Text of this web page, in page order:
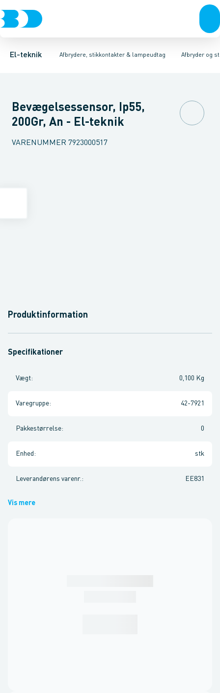
El-teknik Afbrydere, stikkontakter & lampeudtag
Afbrydere, stikkontakter & lampeudtagForgreningsmateriel
Afbryder og
Afbryder og stikdåsemateriel
Afbryder og stikkontakt kombinationInstallationsafbryder
Bevægelsessensor, Ip55,
200Gr, An - El-teknik
VARENUMMER 7923000517
Produktinformation
Specifikationer
Vægt: 0,100 Kg
Varegruppe: 42-7921
Pakkestørrelse: 0
Enhed : stk
Leverandørens varenr. : EE831
Vis mere